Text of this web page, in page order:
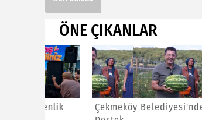
ÖNE ÇIKANLAR
Çekmeköy Belediyesi'nden Tarıma